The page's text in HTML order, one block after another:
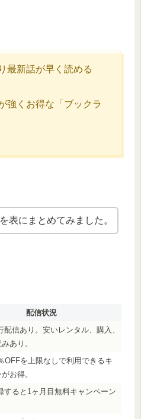
最新話が早く読める
強くお得な「ブックラ
表にまとめてみました。
配信状況
信あり。安いレンタル、購入、
あり。
を上限なしで利用できるキ
お得。
ると1ヶ月目無料キャンペーン